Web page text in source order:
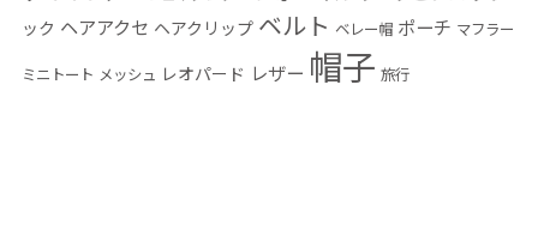
ック ヘアアクセ ヘアクリップ ベルト ベレー帽 ポーチ マフラー
ミニトート メッシュ レオパード レザー 帽子 旅行